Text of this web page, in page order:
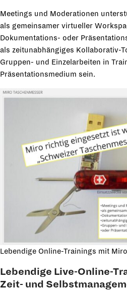
Meetings und Moderationen
als gemeinsamer virtueller
Dokumentations- oder
als zeitunabhängiges Kollaborativ-
Gruppen- und Einzelarbeiten in
Präsentationsmedium sein.
Lebendige Online-Trainings mit Miro
Lebendige Live-Online-
Zeit- und